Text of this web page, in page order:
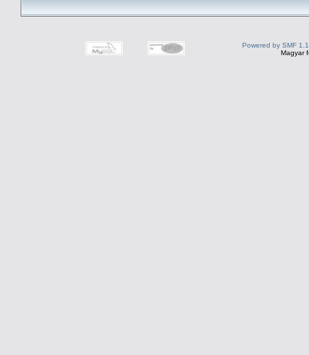
Powered by SMF
Magyar